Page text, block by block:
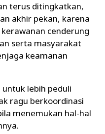
terus ditingkatkan,
akhir pekan, karena
cenderung
serta masyarakat
keamanan
lebih peduli
ragu berkoordinasi
menemukan hal-hal